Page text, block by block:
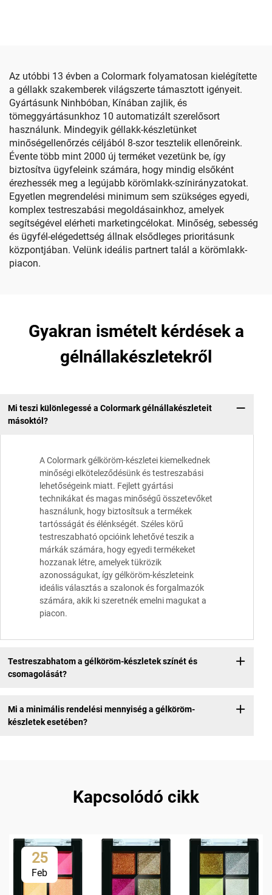
Az utóbbi 13 évben a Colormark folyamatosan kielégítette
a géllakk szakemberek világszerte támasztott igényeit.
Gyártásunk Ninhbóban, Kínában zajlik, és
tömeggyártásunkhoz 10 automatizált szerelősort
használunk. Mindegyik géllakk-készletünket
minőségellenőrzés céljából 8-szor tesztelik ellenőreink.
Évente több mint 2000 új terméket vezetünk be, így
biztosítva ügyfeleink számára, hogy mindig elsőként
érezhessék meg a legújabb körömlakk-színirányzatokat.
Egyetlen megrendelési minimum sem szükséges egyedi,
komplex testreszabási megoldásainkhoz, amelyek
segítségével elérheti marketingcélokat. Minőség, sebesség
és ügyfél-elégedettség állnak elsődleges prioritásunk
központjában. Velünk ideális partnert talál a körömlakk-
piacon.
Gyakran ismételt kérdések a
gélnállakészletekről
Mi teszi különlegessé a Colormark gélnállakészleteit
másoktól?
A Colormark gélköröm-készletei kiemelkednek
minőségi elköteleződésünk és testreszabási
lehetőségeink miatt. Fejlett gyártási
technikákat és magas minőségű összetevőket
használunk, hogy biztosítsuk a termékek
tartósságát és élénkségét. Széles körű
testreszabható opcióink lehetővé teszik a
márkák számára, hogy egyedi termékeket
hozzanak létre, amelyek tükrözik
azonosságukat, így gélköröm-készleteink
ideális választás a szalonok és forgalmazók
számára, akik ki szeretnék emelni magukat a
piacon.
Testreszabhatom a gélköröm-készletek színét és
csomagolását?
Mi a minimális rendelési mennyiség a gélköröm-
készletek esetében?
Kapcsolódó cikk
25
Feb